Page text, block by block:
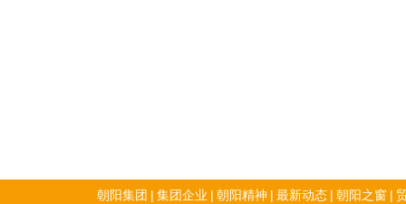
朝阳集团 | 集团企业 | 朝阳精神 | 最新动态 | 朝阳之窗 |